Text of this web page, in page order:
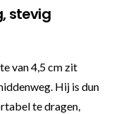
stevig
van 4,5 cm zit
Hij is dun
te dragen,